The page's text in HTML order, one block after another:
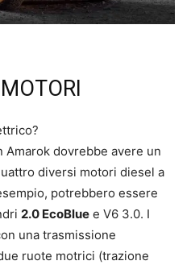
Amarok dovrebbe avere un
diversi motori diesel a
potrebbero essere
2.0 EcoBlue e V6 3.0. I
una trasmissione
ruote motrici (trazione